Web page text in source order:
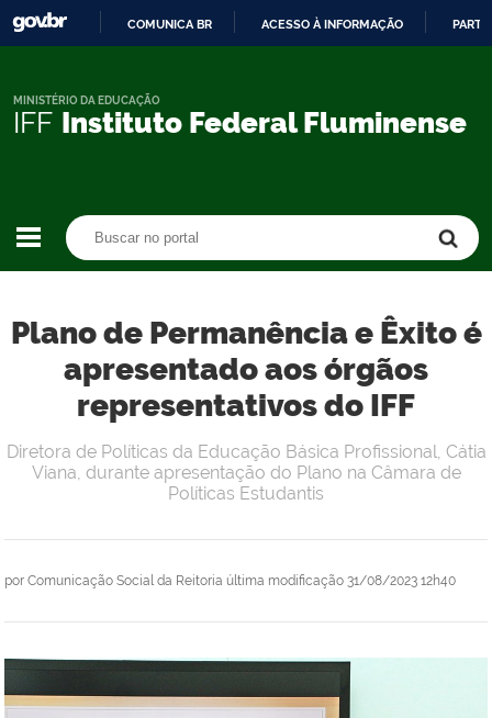
CONTEÚDO
COMUNICA BR ACESSO À INFORMAÇÃO
IFF Instituto Federal Fluminense
MINISTÉRIO DA EDUCAÇÃO
Plano de Permanência e Êxito é
apresentado aos órgãos
representativos do IFF
por Comunicação Social da Reitoria última modificação 31/08/2023 12h40
Diretora de Políticas da Educação Básica Profissional, Cátia
Viana, durante apresentação do Plano na Câmara de
Políticas Estudantis